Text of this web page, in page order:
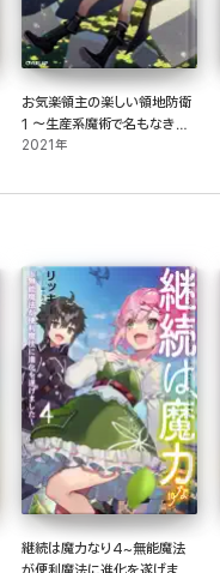
お気楽領主の楽しい領地防衛
1 ～生産系魔術で名もなき村
を最強の城塞都市に～
2021年
継続は魔力なり4~無能魔法